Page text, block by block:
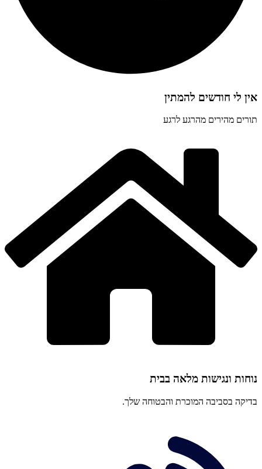
אין לי חודשים להמתין
תורים מהירים מהרגע לרגע
נוחות ונגישות מלאה בבית
בדיקה בסביבה המוכרת והבטוחה שלך.